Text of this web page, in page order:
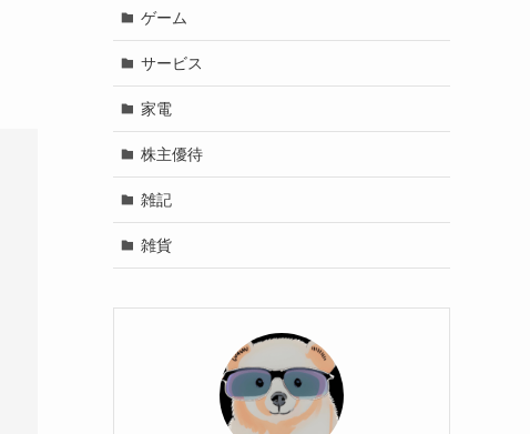
ゲーム
サービス
家電
株主優待
雑記
雑貨